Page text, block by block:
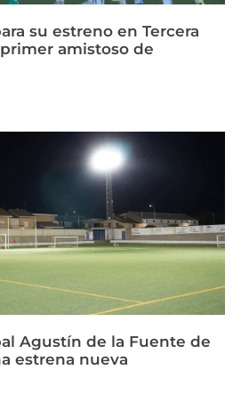
su estreno en Tercera
amistoso de
Agustín de la Fuente de
estrena nueva